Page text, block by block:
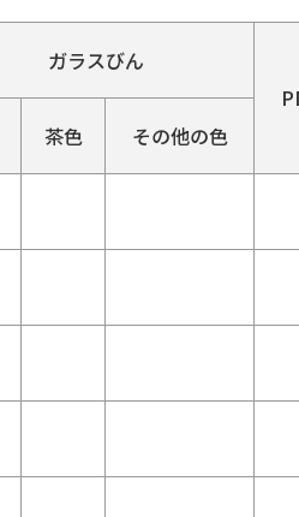
ガラスびん
茶色 その他の色